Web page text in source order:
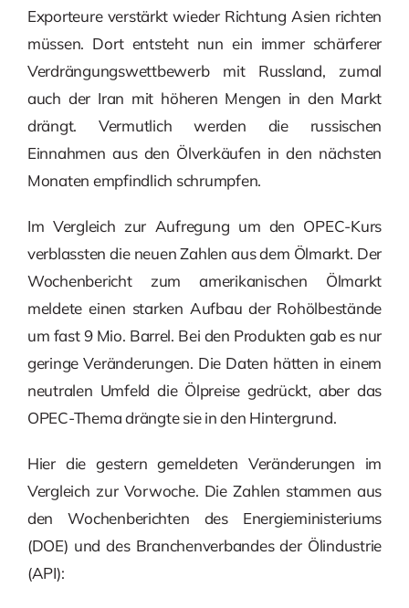
Exporteure verstärkt wieder Richtung Asien richten
müssen. Dort entsteht nun ein immer schärferer
Verdrängungswettbewerb mit Russland, zumal
auch der Iran mit höheren Mengen in den Markt
drängt. Vermutlich werden die russischen
Einnahmen aus den Ölverkäufen in den nächsten
Monaten empfindlich schrumpfen.
Im Vergleich zur Aufregung um den OPEC-Kurs
verblassten die neuen Zahlen aus dem Ölmarkt. Der
Wochenbericht zum amerikanischen Ölmarkt
meldete einen starken Aufbau der Rohölbestände
um fast 9 Mio. Barrel. Bei den Produkten gab es nur
geringe Veränderungen. Die Daten hätten in einem
neutralen Umfeld die Ölpreise gedrückt, aber das
OPEC-Thema drängte sie in den Hintergrund.
Hier die gestern gemeldeten Veränderungen im
Vergleich zur Vorwoche. Die Zahlen stammen aus
den Wochenberichten des Energieministeriums
(DOE) und des Branchenverbandes der Ölindustrie
(API):